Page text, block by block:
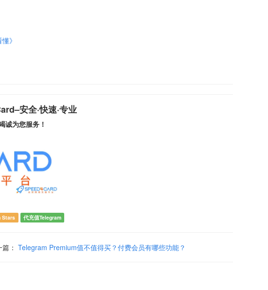
》
安全·快速·专业
诚为您服务！
Stars 代充值Telegram
： Telegram Premium值不值得买？付费会员有哪些功能？